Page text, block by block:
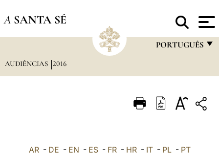
A SANTA SÉ
PORTUGUÊS
ITALIANO
AUDIÊNCIAS 2016
AR- DE - EN - ES- FR- HR- IT- PL- PT